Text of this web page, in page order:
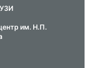
им. Н.П.